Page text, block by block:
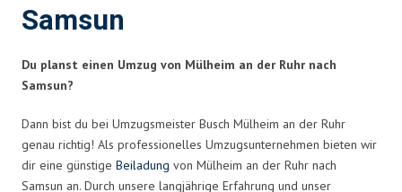
Samsun
Du planst einen Umzug von Mülheim an der Ruhr nach
Samsun?
Dann bist du bei Umzugsmeister Busch Mülheim an der Ruhr
genau richtig! Als professionelles Umzugsunternehmen bieten wir
dir eine günstige Beiladung von Mülheim an der Ruhr nach
Samsun an. Durch unsere langjährige Erfahrung und unser